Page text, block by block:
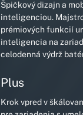
Špičkový dizajn a
inteligenciou.
prémiových funkcií
inteligencia na
celodenná výdrž
Plus
Krok vpred v